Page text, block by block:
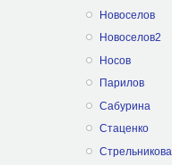
Новоселов
Новоселов2
Носов
Парилов
Сабурина
Стаценко
Стрельникова